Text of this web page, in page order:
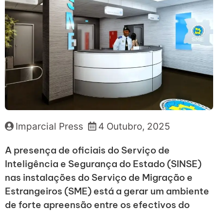
Imparcial Press 4 Outubro, 2025
A presença de oficiais do Serviço de
Inteligência e Segurança do Estado (SINSE)
nas instalações do Serviço de Migração e
Estrangeiros (SME) está a gerar um ambiente
de forte apreensão entre os efectivos do